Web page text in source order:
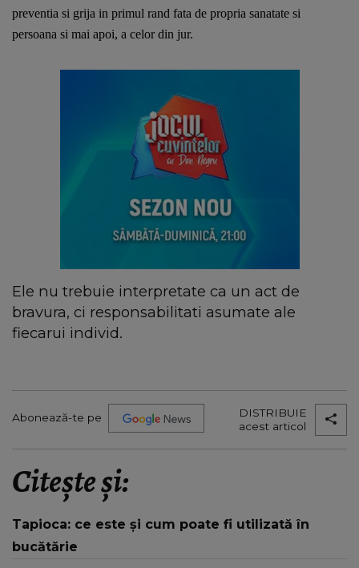
preventia si grija in primul rand fata de propria sanatate si
persoana si mai apoi, a celor din jur.
Ele nu trebuie interpretate ca un act de
bravura, ci responsabilitati asumate ale
fiecarui individ.
Abonează-te pe
DISTRIBUIE
acest articol
Citește și:
Tapioca: ce este și cum poate fi utilizată în
bucătărie